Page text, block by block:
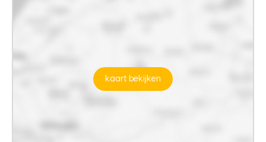
kaart bekijken